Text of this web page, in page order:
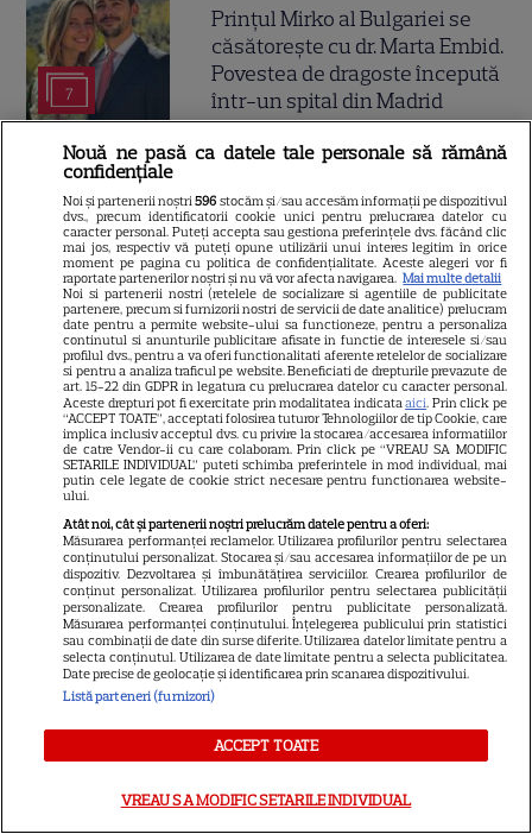
7
Prințul Mirko al Bulgariei se
căsătorește cu dr. Marta Embid.
Povestea de dragoste începută
într-un spital din Madrid
Despre Tvmania
Contact
Contacte televiziuni
Abonamente
Publicitate
Termeni și condiții
Despre cookies
Politica de confidenţialitate
Sitemap
Nouă ne pasă ca datele tale personale să rămână
confidențiale
Noi și partenerii noștri596 stocăm și/sau accesăm informații pe dispozitivul
dvs., precum identificatorii cookie unici pentru prelucrarea datelor cu
caracter personal. Puteți accepta sau gestiona preferințele dvs. făcând clic
mai jos, respectiv vă puteți opune utilizării unui interes legitim în orice
moment pe pagina cu politica de confidențialitate. Aceste alegeri vor fi
raportate partenerilor noștri și nu vă vor afecta navigarea. Mai multe detalii
Noi si partenerii nostri (retelele de socializare si agentiile de publicitate
partenere, precum si furnizorii nostri de servicii de date analitice) prelucram
date pentru a permite website-ului sa functioneze, pentru a personaliza
continutul si anunturile publicitare afisate in functie de interesele si/sau
profilul dvs., pentru a va oferi functionalitati aferente retelelor de socializare
si pentru a analiza traficul pe website. Beneficiati de drepturile prevazute de
art. 15-22 din GDPR in legatura cu prelucrarea datelor cu caracter personal.
Aceste drepturi pot fi exercitate prin modalitatea indicataaici. Prin click pe
“ACCEPT TOATE”, acceptati folosirea tuturor Tehnologiilor de tip Cookie, care
implica inclusiv acceptul dvs. cu privire la stocarea/accesarea informatiilor
de catre Vendor-ii cu care colaboram. Prin click pe “VREAU SA MODIFIC
SETARILE INDIVIDUAL” puteti schimba preferintele in mod individual, mai
putin cele legate de cookie strict necesare pentru functionarea website-
ului.
Atât noi, cât și partenerii noștri prelucrăm datele pentru a oferi:
Măsurarea performanței reclamelor. Utilizarea profilurilor pentru selectarea
conținutului personalizat. Stocarea și/sau accesarea informațiilor de pe un
dispozitiv. Dezvoltarea și îmbunătățirea serviciilor. Crearea profilurilor de
conținut personalizat. Utilizarea profilurilor pentru selectarea publicității
personalizate. Crearea profilurilor pentru publicitate personalizată.
Măsurarea performanței conținutului. Înțelegerea publicului prin statistici
sau combinații de date din surse diferite. Utilizarea datelor limitate pentru a
selecta conținutul. Utilizarea de date limitate pentru a selecta publicitatea.
Date precise de geolocație și identificarea prin scanarea dispozitivului.
Listă parteneri (furnizori)
ACCEPT TOATE
VREAU SA MODIFIC SETARILE INDIVIDUAL